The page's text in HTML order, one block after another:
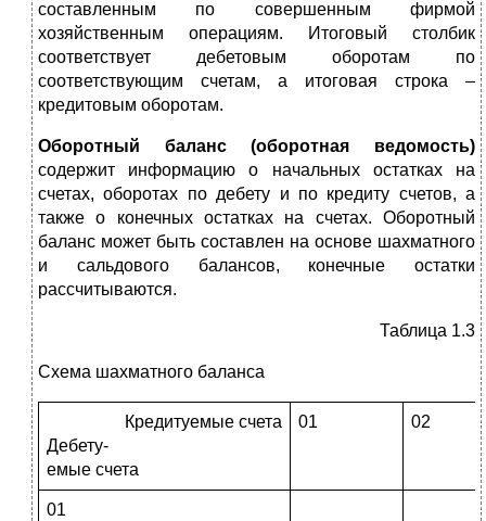
составленным по совершенным фирмой
хозяйственным операциям. Итоговый столбик
соответствует дебетовым оборотам по
соответствующим счетам, а итоговая строка –
кредитовым оборотам.
Оборотный баланс (оборотная ведомость)
содержит информацию о начальных остатках на
счетах, оборотах по дебету и по кредиту счетов, а
также о конечных остатках на счетах. Оборотный
баланс может быть составлен на основе шахматного
и сальдового балансов, конечные остатки
рассчитываются.
Таблица 1.3
Схема шахматного баланса
Кредитуемые счета
Дебету-
емые счета
01 02
01